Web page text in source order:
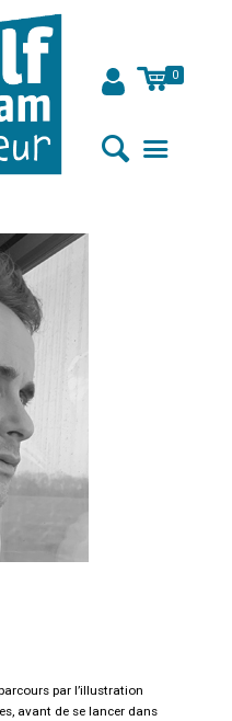
0
par l’illustration
avant de se lancer dans